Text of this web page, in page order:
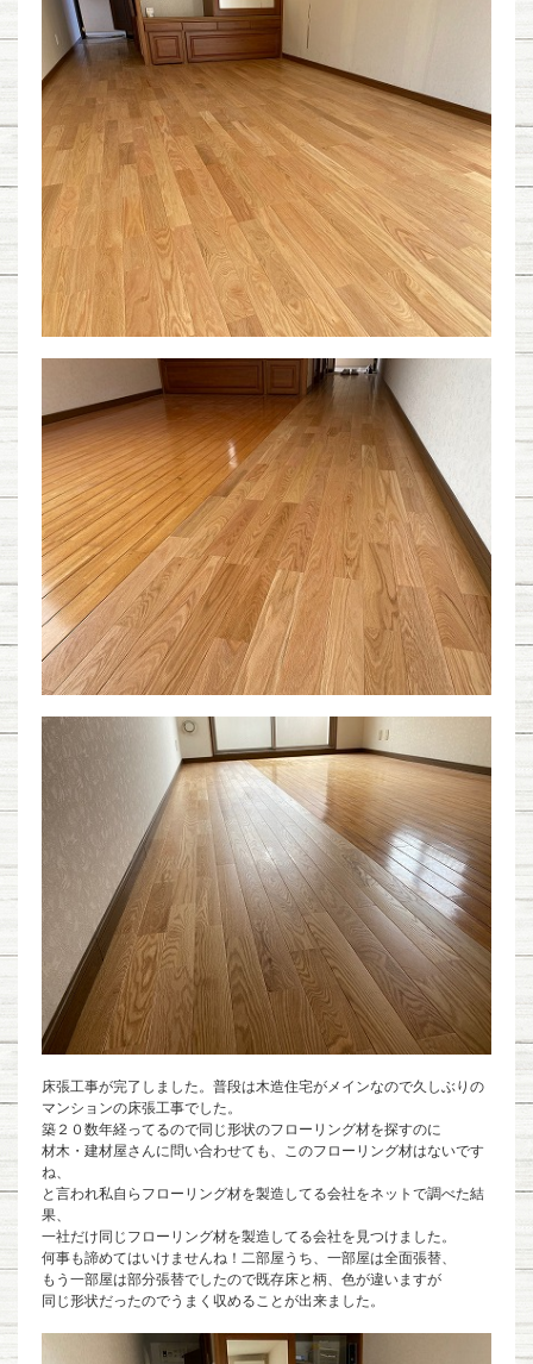
床張工事が完了しました。普段は木造住宅がメインなので久しぶりの
マンションの床張工事でした。
築２０数年経ってるので同じ形状のフローリング材を探すのに
材木・建材屋さんに問い合わせても、このフローリング材はないです
ね、
と言われ私自らフローリング材を製造してる会社をネットで調べた結
果、
一社だけ同じフローリング材を製造してる会社を見つけました。
何事も諦めてはいけませんね！二部屋うち、一部屋は全面張替、
もう一部屋は部分張替でしたので既存床と柄、色が違いますが
同じ形状だったのでうまく収めることが出来ました。